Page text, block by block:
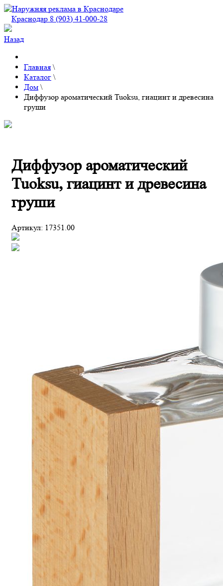
Краснодар 8 (903) 41-000-28
Назад
Главная \
Каталог \
Дом \
Диффузор ароматический Tuoksu, гиацинт и древесина
груши
Диффузор ароматический
Tuoksu, гиацинт и древесина
груши
Артикул: 17351.00